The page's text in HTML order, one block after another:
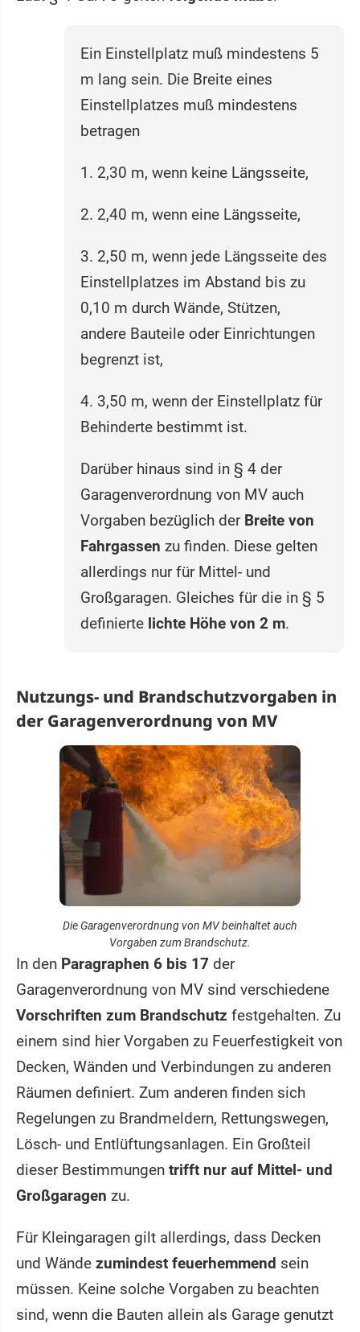
Ein Einstellplatz muß mindestens 5
m lang sein. Die Breite eines
Einstellplatzes muß mindestens
betragen
1. 2,30 m, wenn keine Längsseite,
2. 2,40 m, wenn eine Längsseite,
3. 2,50 m, wenn jede Längsseite des
Einstellplatzes im Abstand bis zu
0,10 m durch Wände, Stützen,
andere Bauteile oder Einrichtungen
begrenzt ist,
4. 3,50 m, wenn der Einstellplatz für
Behinderte bestimmt ist.
Darüber hinaus sind in § 4 der
Garagenverordnung von MV auch
Vorgaben bezüglich der Breite von
Fahrgassen zu finden. Diese gelten
allerdings nur für Mittel- und
Großgaragen. Gleiches für die in § 5
definierte lichte Höhe von 2 m.
Nutzungs- und Brandschutzvorgaben in
der Garagenverordnung von MV
Die Garagenverordnung von MV beinhaltet auch
Vorgaben zum Brandschutz.
In den Paragraphen 6 bis 17 der
Garagenverordnung von MV sind verschiedene
Vorschriften zum Brandschutz festgehalten. Zu
einem sind hier Vorgaben zu Feuerfestigkeit von
Decken, Wänden und Verbindungen zu anderen
Räumen definiert. Zum anderen finden sich
Regelungen zu Brandmeldern, Rettungswegen,
Lösch- und Entlüftungsanlagen. Ein Großteil
dieser Bestimmungen trifft nur auf Mittel- und
Großgaragen zu.
Für Kleingaragen gilt allerdings, dass Decken
und Wände zumindest feuerhemmend sein
müssen. Keine solche Vorgaben zu beachten
sind, wenn die Bauten allein als Garage genutzt